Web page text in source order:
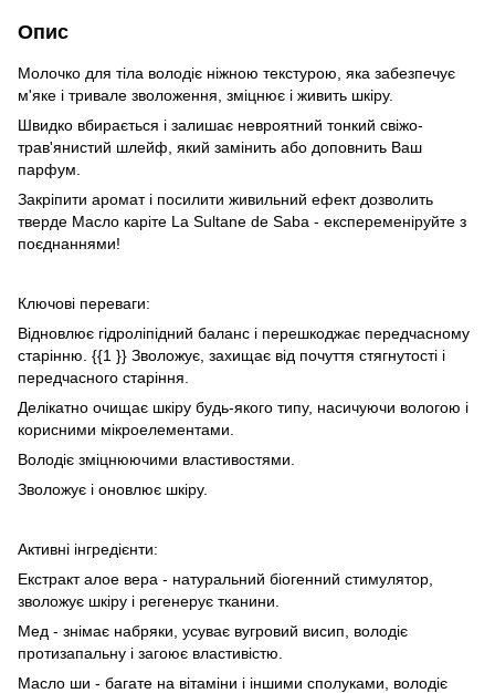
Опис
Молочко для тіла володіє ніжною текстурою, яка забезпечує
м'яке і тривале зволоження, зміцнює і живить шкіру.
Швидко вбирається і залишає невроятний тонкий свіжо-
трав'янистий шлейф, який замінить або доповнить Ваш
парфум.
Закріпити аромат і посилити живильний ефект дозволить
тверде Масло каріте La Sultane de Saba - експеременіруйте з
поєднаннями!
Ключові переваги: ​​
Відновлює гідроліпідний баланс і перешкоджає передчасному
старінню. {{1 }} Зволожує, захищає від почуття стягнутості і
передчасного старіння.
Делікатно очищає шкіру будь-якого типу, насичуючи вологою і
корисними мікроелементами.
Володіє зміцнюючими властивостями.
Зволожує і оновлює шкіру.
Активні інгредієнти:
Екстракт алое вера - натуральний біогенний стимулятор,
зволожує шкіру і регенерує тканини.
Мед - знімає набряки, усуває вугровий висип, володіє
протизапальну і загоює властивістю.
Масло ши - багате на вітаміни і іншими сполуками, володіє